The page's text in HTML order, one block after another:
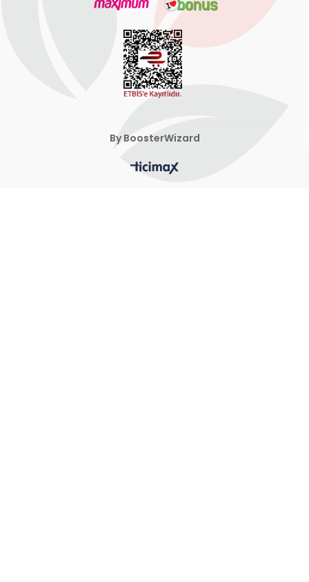
By BoosterWizard